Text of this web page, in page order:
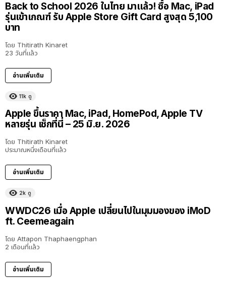
Back to School 2026 ในไทย มาแล้ว! ซื้อ Mac, iPad
รุ่นเข้าเกณฑ์ รับ Apple Store Gift Card สูงสุด 5,100
บาท
โดย Thitirath Kinaret
23 วันที่แล้ว
อ่านเพิ่มเติม
11k ดู
Apple ขึ้นราคา Mac, iPad, HomePod, Apple TV
หลายรุ่น เช็กที่นี่ – 25 มิ.ย. 2026
โดย Thitirath Kinaret
ประมาณหนึ่งเดือนที่แล้ว
อ่านเพิ่มเติม
2k ดู
WWDC26 เมื่อ Apple เปลี่ยนไปในมุมมองของ iMoD
ft. Ceemeagain
โดย Attapon Thaphaengphan
2 เดือนที่แล้ว
อ่านเพิ่มเติม